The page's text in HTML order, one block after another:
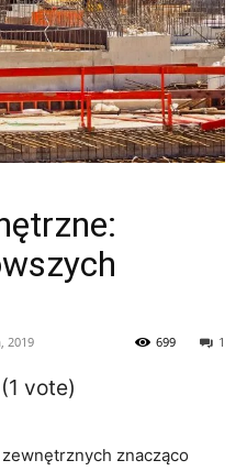
2019 1
699
vote)
znacząco